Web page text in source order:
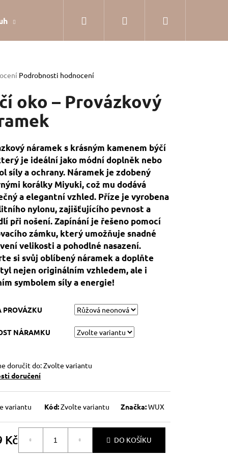
Dárkové balení Hodnocení obchodu
Přihlášení
Podrobnosti hodnocení
oko – Provázkový
náramek s krásným kamenem býčí
je ideální jako módní doplněk nebo
síly a ochrany. Náramek je zdobený
korálky Miyuki, což mu dodává
a elegantní vzhled. Příze je vyrobena
nylonu, zajišťujícího pevnost a
při nošení. Zapínání je řešeno pomocí
zámku, který umožňuje snadné
velikosti a pohodlné nasazení.
si svůj oblíbený náramek a doplňte
nejen originálním vzhledem, ale i
symbolem síly a energie!
PROVÁZKU
NÁRAMKU
doručit do:Zvolte variantu
doručení
variantu Kód:Zvolte variantu Značka:WUX
Kč DO KOŠÍKU